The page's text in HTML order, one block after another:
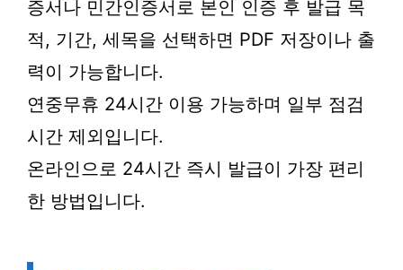
증서나 민간인증서로 본인 인증 후 발급 목
적, 기간, 세목을 선택하면 PDF 저장이나 출
력이 가능합니다.
연중무휴 24시간 이용 가능하며 일부 점검
시간 제외입니다.
온라인으로 24시간 즉시 발급이 가장 편리
한 방법입니다.